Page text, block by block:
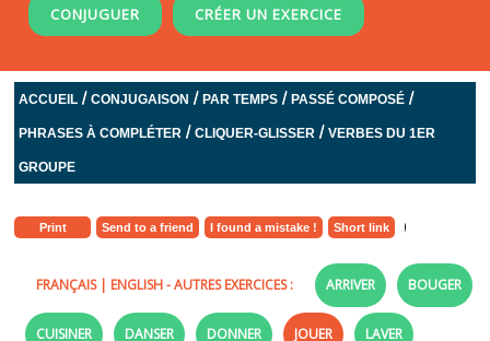
CONJUGUER CRÉER UN EXERCICE
ACCUEIL /CONJUGAISON /PAR TEMPS /PASSÉ COMPOSÉ /
PHRASES À COMPLÉTER /CLIQUER-GLISSER /VERBES DU 1ER
GROUPE
Print Send to a friend I found a mistake ! Short link
FRANÇAIS| ENGLISH- AUTRES EXERCICES : ARRIVER BOUGER
CUISINER DANSER DONNER JOUER LAVER